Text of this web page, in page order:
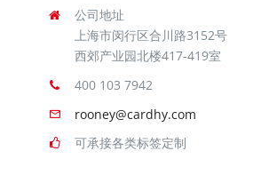
公司地址
上海市闵行区合川路3152号
西郊产业园北楼417-419室
400 103 7942
rooney@cardhy.com
可承接各类标签定制